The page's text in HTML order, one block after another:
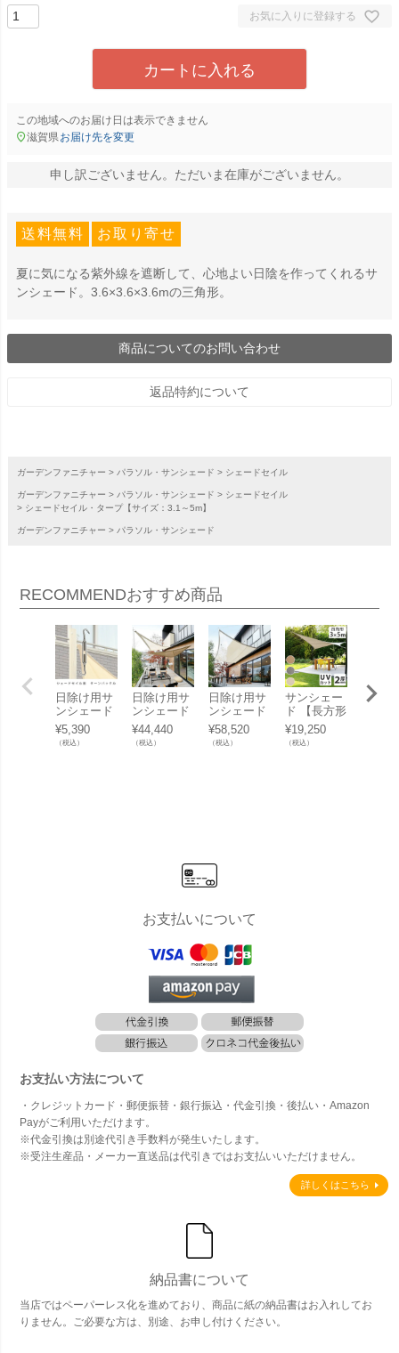
お気に入りに登録する
カートに入れる
この地域へのお届け日は表示できません
滋賀県お届け先を変更
申し訳ございません。ただいま在庫がございません。
送料無料 お取り寄せ
夏に気になる紫外線を遮断して、心地よい日陰を作ってくれるサ
ンシェード。3.6×3.6×3.6mの三角形。
商品についてのお問い合わせ
返品特約について
ガーデンファニチャー パラソル・サンシェード シェードセイル
ガーデンファニチャー パラソル・サンシェード
シェードセイル
シェードセイル・タープ【サイズ：3.1～5m】
ガーデンファニチャー パラソル・サンシェード
RECOMMENDおすすめ商品
日除け用サ
ンシェード
取付金具
「シェード
セイル オプ
¥5,390
（税込）
日除け用サ
ンシェード
「テンデ（t
ende） タ
ープ トライ
¥44,440
（税込）
日除け用サ
ンシェード
「テンデ（t
ende） タ
ープ レクタ
¥58,520
（税込）
サンシェー
ド 【長方形
3×5m】
「ネスリン
グ（NESLI
¥19,250
（税込）
【受
お支払いについて
お支払い方法について
・クレジットカード・郵便振替・銀行振込・代金引換・後払い・Amazon
Payがご利用いただけます。
※代金引換は別途代引き手数料が発生いたします。
※受注生産品・メーカー直送品は代引きではお支払いいただけません。
詳しくはこちら
納品書について
当店ではペーパーレス化を進めており、商品に紙の納品書はお入れしてお
りません。ご必要な方は、別途、お申し付けください。